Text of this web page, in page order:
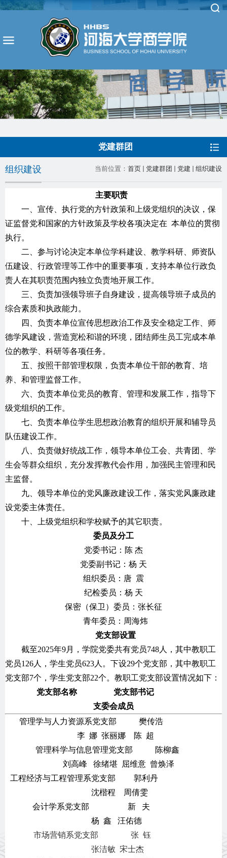
党建群团
当前位置： 首页 党建群团 党建 组织建设
组织建设
主要职责
一、宣传、执行党的方针政策和上级党组织的决议，保
证监督党和国家的方针政策及学校各项决定在 本单位的贯彻
执行。
二、参与讨论决定本单位学科建设、教学科研、师资队
伍建设、行政管理等工作中的重要事项，支持本单位行政负
责人在其职责范围内独立负责地开展工作。
三、负责加强领导班子自身建设，提高领导班子成员的
综合素质和执政能力。
四、负责本单位宣传思想政治工作及安全稳定工作、师
德学风建设，营造宽松和谐的环境，团结师生员工完成本单
位的教学、科研等各项任务。
五、按照干部管理权限，负责本单位干部的教育、培
养、和管理监督工作。
六、负责本单位党员的教育、管理和发展工作，指导下
级党组织的工作。
七、负责本单位学生思想政治教育的组织开展和辅导员
队伍建设工作。
八、负责做好统战工作，领导本单位工会、共青团、学
生会等群众组织，充分发挥教代会作用，加强民主管理和民
主监督。
九、领导本单位的党风廉政建设工作，落实党风廉政建
设党委主体责任。
十、上级党组织和学校赋予的其它职责。
委员及分工
党委书记：陈 杰
党委副书记：杨 天
组织委员：唐 震
纪检委员：杨 天
保密（保卫）委员：张长征
青年委员：周海炜
党支部设置
截至2025年9月，学院党委共有党员748人，其中教职工
党员126人，学生党员623人。下设29个党支部，其中教职工
党支部7个，学生党支部22个。教职工党支部设置情况如下：
党支部名称 党支部书记
支委会成员
管理学与人力资源系党支部 樊传浩
李 娜 张丽娜 陈 超
管理科学与信息管理党支部 陈柳鑫
刘高峰 徐绪堪 屈维意 曾焕泽
工程经济与工程管理系党支部 郭利丹
沈楷程 周倩雯
会计学系党支部 新 夫
杨 鑫 汪佑德
市场营销系党支部 张 钰
张洁敏 宋士杰